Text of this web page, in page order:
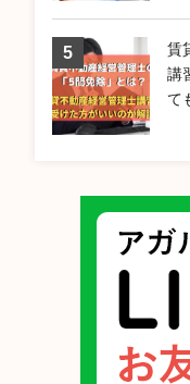
賃
講
て